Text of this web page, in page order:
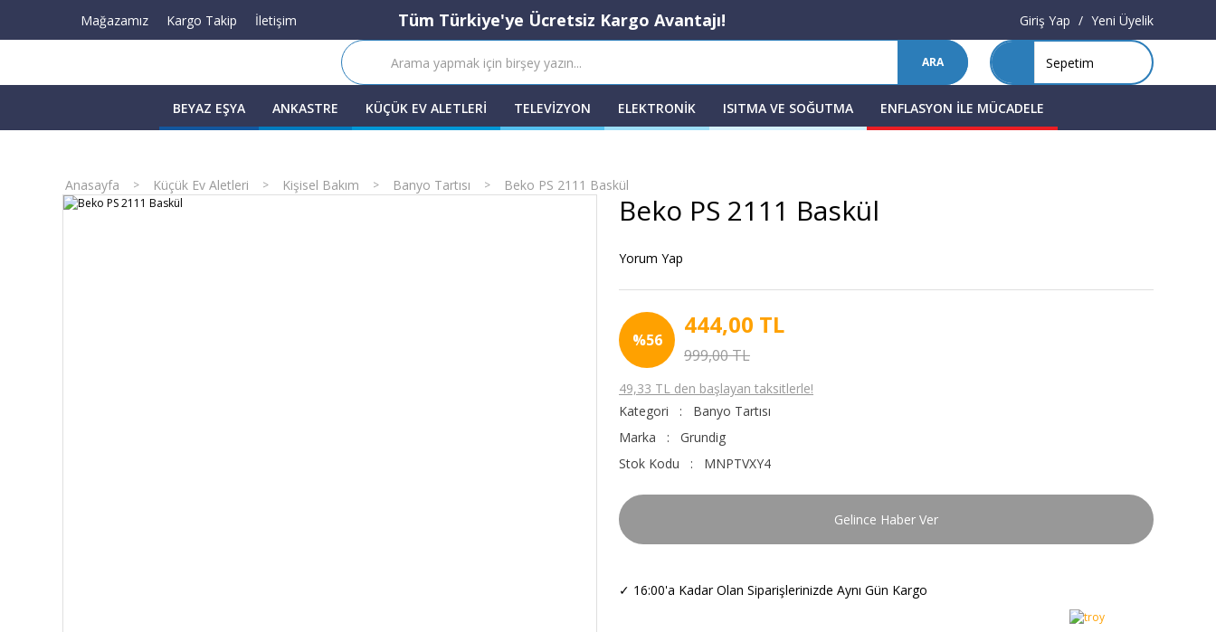
Mağazamız Kargo Takip İletişim Tüm Türkiye'ye Ücretsiz Kargo Avantajı! Giriş Yap / Yeni Üyelik
ARA Sepetim
BEYAZ EŞYA ANKASTRE KÜÇÜK EV ALETLERI TELEVIZYON ELEKTRONIK ISITMA VE SOĞUTMA ENFLASYON İLE MÜCADELE
Anasayfa Küçük Ev Aletleri Kişisel Bakım Banyo Tartısı Beko PS 2111 Baskül
Beko PS 2111 Baskül
Yorum Yap
%56
444,00 TL
999,00 TL
49,33 TL den başlayan taksitlerle!
Kategori
Banyo Tartısı
Marka
Grundig
Stok Kodu
MNPTVXY4
Gelince Haber Ver
✓ 16:00'a Kadar Olan Siparişlerinizde Aynı Gün Kargo